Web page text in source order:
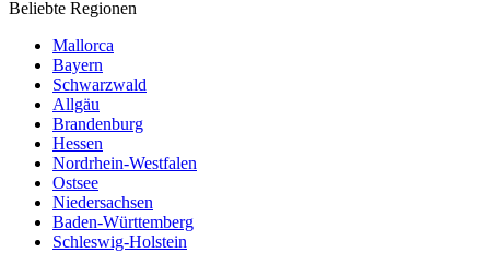
Beliebte Regionen
Mallorca
Bayern
Schwarzwald
Allgäu
Brandenburg
Hessen
Nordrhein-Westfalen
Ostsee
Niedersachsen
Baden-Württemberg
Schleswig-Holstein